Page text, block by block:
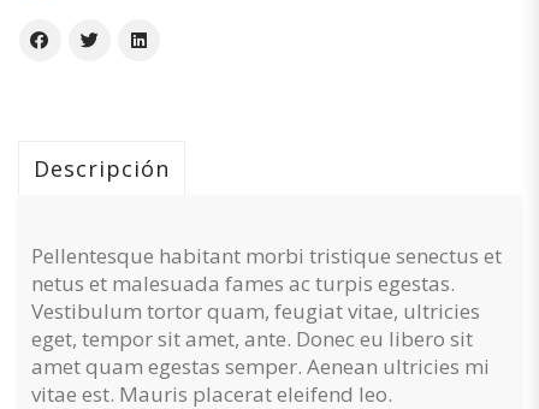
Descripción
Pellentesque habitant morbi tristique senectus et
netus et malesuada fames ac turpis egestas.
Vestibulum tortor quam, feugiat vitae, ultricies
eget, tempor sit amet, ante. Donec eu libero sit
amet quam egestas semper. Aenean ultricies mi
vitae est. Mauris placerat eleifend leo.